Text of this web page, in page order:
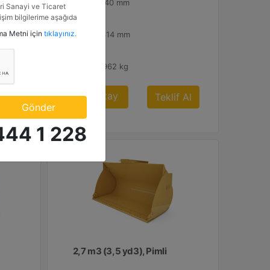
100 inç - 2540 mm
Yükseklik :
55.7 inç - 1414 mm
2120.8 lb - 962 kg
Detay Teklif Al
2,7 m3 (3,5 yd3), Pimli
Sanayi ve Ticaret
bilgilerime aşağıda
veriyorum.
Metni için tıklayınız.
Gönder
1 228